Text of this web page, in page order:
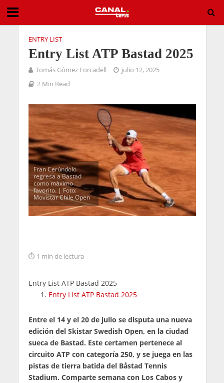
ENTRY LIST
Entry List ATP Bastad 2025
Tomás Gómez Forcadell
julio 12, 2025
2 Min Read
Fran Cerúndolo
regresa a Bastad
como máximo
favorito. | Foto:
Movistar Chile Open
1 min de lectura
Entry List ATP Bastad 2025
Entry List ATP Bastad 2025
Entre el 14 y el 20 de julio se disputa una nueva
edición del Skistar Swedish Open, en la ciudad
sueca de Bastad. Este certamen pertenece al
circuito ATP con categoría 250, y se juega en las
pistas de tierra batida del Båstad Tennis
Stadium. Comparte semana con Los Cabos y